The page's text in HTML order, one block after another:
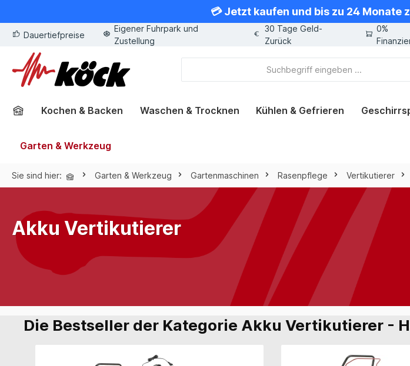
💳 Jetzt kaufen und bis zu 24
Dauertiefpreise
Eigener Fuhrpark und
Zustellung
30 Tage Geld-
Zurück
0%
Kochen & Backen Waschen & Trocknen Kühlen & Gefrieren
Garten & Werkzeug
Sie sind hier: Garten & Werkzeug Gartenmaschinen Rasenpflege Vertikutierer
Akku Vertikutierer
Die Bestseller der Kategorie Akku Vertikutierer -